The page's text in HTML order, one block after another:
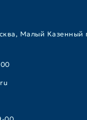
Малый Казенный